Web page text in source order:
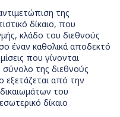
της
δίκαιο, που
κλάδο του διεθνούς
έναν καθολικά αποδεκτό
που γίνονται
της διεθνούς
εξετάζεται από την
του
δίκαιο